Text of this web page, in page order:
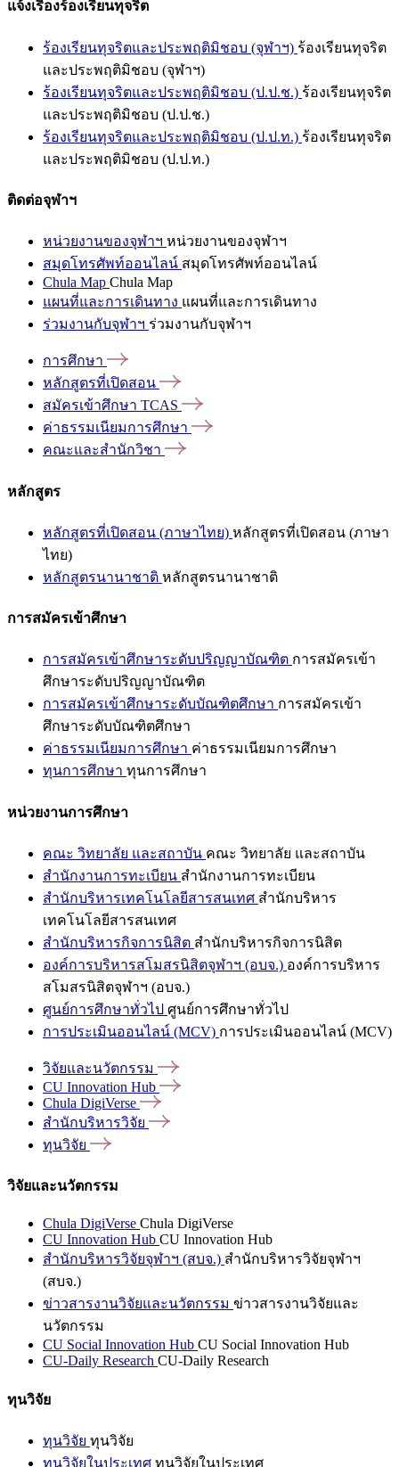
แจ้งเรื่องร้องเรียนทุจริต
ร้องเรียนทุจริตและประพฤติมิชอบ (จุฬาฯ) ร้องเรียนทุจริต
และประพฤติมิชอบ (จุฬาฯ)
ร้องเรียนทุจริตและประพฤติมิชอบ (ป.ป.ช.) ร้องเรียนทุจริต
และประพฤติมิชอบ (ป.ป.ช.)
ร้องเรียนทุจริตและประพฤติมิชอบ (ป.ป.ท.) ร้องเรียนทุจริต
และประพฤติมิชอบ (ป.ป.ท.)
ติดต่อจุฬาฯ
หน่วยงานของจุฬาฯ หน่วยงานของจุฬาฯ
สมุดโทรศัพท์ออนไลน์ สมุดโทรศัพท์ออนไลน์
Chula Map Chula Map
แผนที่และการเดินทาง แผนที่และการเดินทาง
ร่วมงานกับจุฬาฯ ร่วมงานกับจุฬาฯ
การศึกษา
หลักสูตรที่เปิดสอน
สมัครเข้าศึกษา TCAS
ค่าธรรมเนียมการศึกษา
คณะและสำนักวิชา
หลักสูตร
หลักสูตรที่เปิดสอน (ภาษาไทย) หลักสูตรที่เปิดสอน (ภาษา
ไทย)
หลักสูตรนานาชาติ หลักสูตรนานาชาติ
การสมัครเข้าศึกษา
การสมัครเข้าศึกษาระดับปริญญาบัณฑิต การสมัครเข้า
ศึกษาระดับปริญญาบัณฑิต
การสมัครเข้าศึกษาระดับบัณฑิตศึกษา การสมัครเข้า
ศึกษาระดับบัณฑิตศึกษา
ค่าธรรมเนียมการศึกษา ค่าธรรมเนียมการศึกษา
ทุนการศึกษา ทุนการศึกษา
หน่วยงานการศึกษา
คณะ วิทยาลัย และสถาบัน คณะ วิทยาลัย และสถาบัน
สำนักงานการทะเบียน สำนักงานการทะเบียน
สำนักบริหารเทคโนโลยีสารสนเทศ สำนักบริหาร
เทคโนโลยีสารสนเทศ
สำนักบริหารกิจการนิสิต สำนักบริหารกิจการนิสิต
องค์การบริหารสโมสรนิสิตจุฬาฯ (อบจ.) องค์การบริหาร
สโมสรนิสิตจุฬาฯ (อบจ.)
ศูนย์การศึกษาทั่วไป ศูนย์การศึกษาทั่วไป
การประเมินออนไลน์ (MCV) การประเมินออนไลน์ (MCV)
วิจัยและนวัตกรรม
CU Innovation Hub
Chula DigiVerse
สำนักบริหารวิจัย
ทุนวิจัย
วิจัยและนวัตกรรม
Chula DigiVerse Chula DigiVerse
CU Innovation Hub CU Innovation Hub
สำนักบริหารวิจัยจุฬาฯ (สบจ.) สำนักบริหารวิจัยจุฬาฯ
(สบจ.)
ข่าวสารงานวิจัยและนวัตกรรม ข่าวสารงานวิจัยและ
นวัตกรรม
CU Social Innovation Hub CU Social Innovation Hub
CU-Daily Research CU-Daily Research
ทุนวิจัย
ทุนวิจัย ทุนวิจัย
ทุนวิจัยในประเทศ ทุนวิจัยในประเทศ